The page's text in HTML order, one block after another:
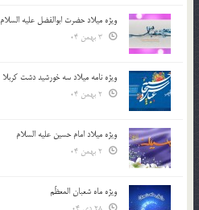
ویژه میلاد حضرت ابوالفضل علیه السلام
ویژه نامه میلاد سه خورشید دشت کربلا
ویژه میلاد امام حسین علیه السلام
ویژه ماه شعبان المعظّم